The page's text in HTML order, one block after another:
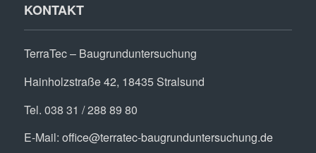
KONTAKT
TerraTec – Baugrunduntersuchung
Hainholzstraße 42, 18435 Stralsund
Tel. 038 31 / 288 89 80
E-Mail: office@terratec-baugrunduntersuchung.de